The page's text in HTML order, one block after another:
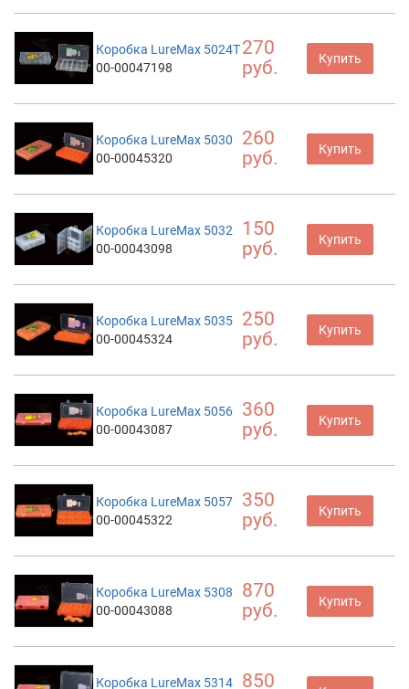
Коробка LureMax 5024T
00-00047198
270
руб.
Купить
Коробка LureMax 5030
00-00045320
260
руб.
Купить
Коробка LureMax 5032
00-00043098
150
руб.
Купить
Коробка LureMax 5035
00-00045324
250
руб.
Купить
Коробка LureMax 5056
00-00043087
360
руб.
Купить
Коробка LureMax 5057
00-00045322
350
руб.
Купить
Коробка LureMax 5308
00-00043088
870
руб.
Купить
Коробка LureMax 5314 850